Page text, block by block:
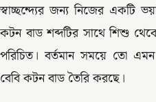
স্বাচ্ছন্দ্যের জন্য নিজের একটি
কটন বাড শব্দটির সাথে শিশু
পরিচিত। বর্তমান সময়ে তো
বেবি কটন বাড তৈরি করছে।